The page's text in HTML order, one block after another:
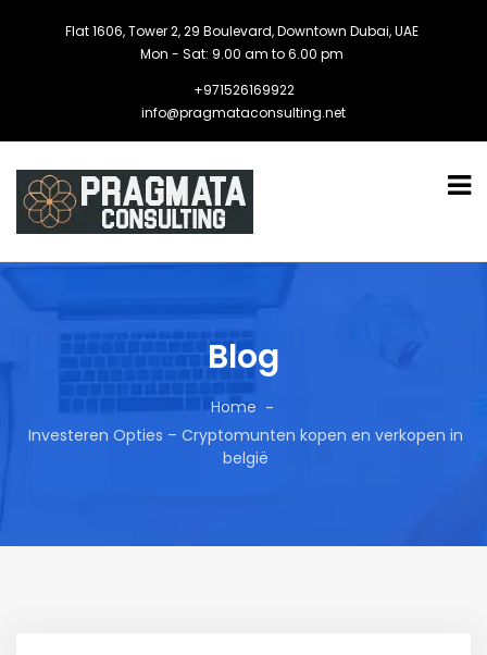
Flat 1606, Tower 2, 29 Boulevard, Downtown Dubai, UAE
Mon - Sat: 9.00 am to 6.00 pm
+971526169922
info@pragmataconsulting.net
Blog
Home
Investeren Opties – Cryptomunten kopen en verkopen in
belgië